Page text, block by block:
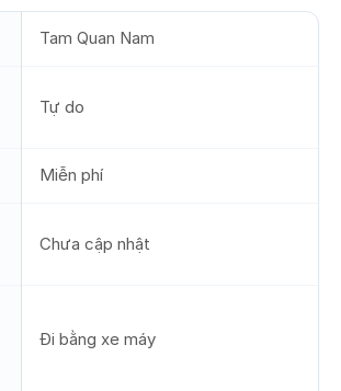
Tam Quan Nam
Tự do
Miễn phí
Chưa cập nhật
Đi bằng xe máy